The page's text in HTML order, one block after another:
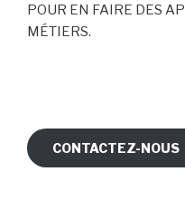
POUR EN FAIRE DES
MÉTIERS.
CONTACTEZ-NOUS